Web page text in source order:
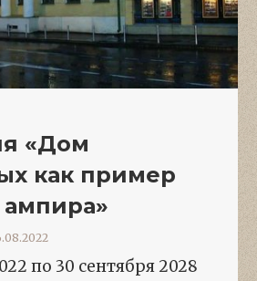
«Дом
как пример
ампира»
по 30 сентября 2028